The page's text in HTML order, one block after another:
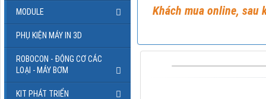
Khách mua online, sau
MODULE
PHỤ KIỆN MÁY IN 3D
ROBOCON - ĐỘNG CƠ CÁC
LOẠI - MÁY BƠM
KIT PHÁT TRIỂN